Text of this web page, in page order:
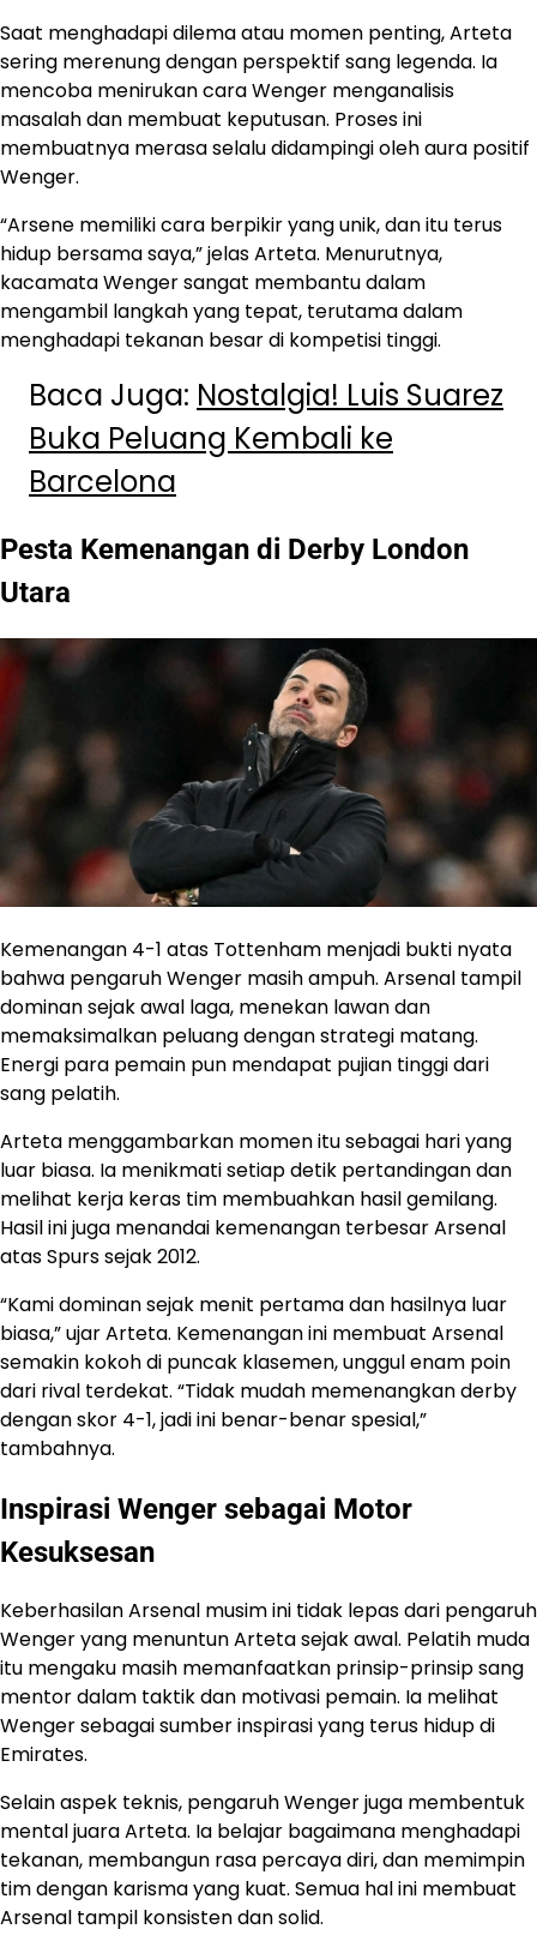
Saat menghadapi dilema atau momen penting, Arteta
sering merenung dengan perspektif sang legenda. Ia
mencoba menirukan cara Wenger menganalisis
masalah dan membuat keputusan. Proses ini
membuatnya merasa selalu didampingi oleh aura positif
Wenger.
“Arsene memiliki cara berpikir yang unik, dan itu terus
hidup bersama saya,” jelas Arteta. Menurutnya,
kacamata Wenger sangat membantu dalam
mengambil langkah yang tepat, terutama dalam
menghadapi tekanan besar di kompetisi tinggi.
Baca Juga: Nostalgia! Luis Suarez
Buka Peluang Kembali ke
Barcelona
Pesta Kemenangan di Derby London
Utara
Kemenangan 4-1 atas Tottenham menjadi bukti nyata
bahwa pengaruh Wenger masih ampuh. Arsenal tampil
dominan sejak awal laga, menekan lawan dan
memaksimalkan peluang dengan strategi matang.
Energi para pemain pun mendapat pujian tinggi dari
sang pelatih.
Arteta menggambarkan momen itu sebagai hari yang
luar biasa. Ia menikmati setiap detik pertandingan dan
melihat kerja keras tim membuahkan hasil gemilang.
Hasil ini juga menandai kemenangan terbesar Arsenal
atas Spurs sejak 2012.
“Kami dominan sejak menit pertama dan hasilnya luar
biasa,” ujar Arteta. Kemenangan ini membuat Arsenal
semakin kokoh di puncak klasemen, unggul enam poin
dari rival terdekat. “Tidak mudah memenangkan derby
dengan skor 4-1, jadi ini benar-benar spesial,”
tambahnya.
Inspirasi Wenger sebagai Motor
Kesuksesan
Keberhasilan Arsenal musim ini tidak lepas dari pengaruh
Wenger yang menuntun Arteta sejak awal. Pelatih muda
itu mengaku masih memanfaatkan prinsip-prinsip sang
mentor dalam taktik dan motivasi pemain. Ia melihat
Wenger sebagai sumber inspirasi yang terus hidup di
Emirates.
Selain aspek teknis, pengaruh Wenger juga membentuk
mental juara Arteta. Ia belajar bagaimana menghadapi
tekanan, membangun rasa percaya diri, dan memimpin
tim dengan karisma yang kuat. Semua hal ini membuat
Arsenal tampil konsisten dan solid.